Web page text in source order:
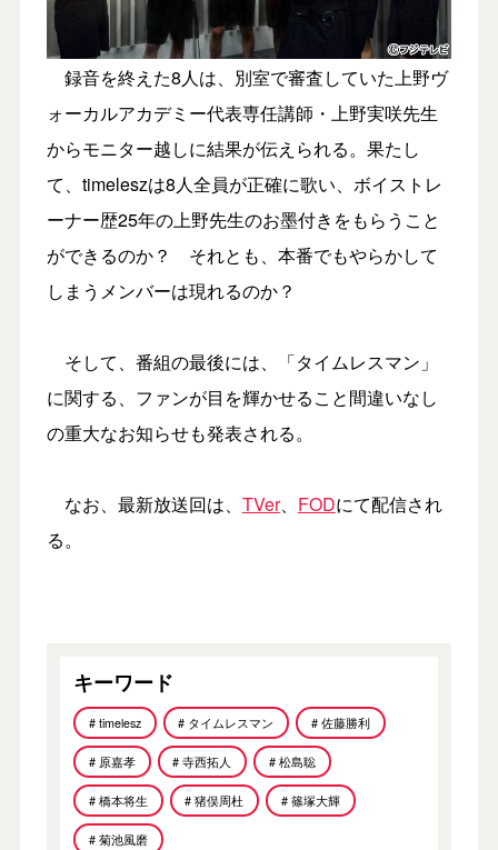
録音を終えた8人は、別室で審査していた上野ヴ
ォーカルアカデミー代表専任講師・上野実咲先生
からモニター越しに結果が伝えられる。果たし
て、timeleszは8人全員が正確に歌い、ボイストレ
ーナー歴25年の上野先生のお墨付きをもらうこと
ができるのか？ それとも、本番でもやらかして
しまうメンバーは現れるのか？
そして、番組の最後には、「タイムレスマン」
に関する、ファンが目を輝かせること間違いなし
の重大なお知らせも発表される。
なお、最新放送回は、 TVer、 FODにて配信され
る。
キーワード
# timelesz # タイムレスマン # 佐藤勝利
# 原嘉孝 # 寺西拓人 # 松島聡
# 橋本将生 # 猪俣周杜 # 篠塚大輝
# 菊池風磨